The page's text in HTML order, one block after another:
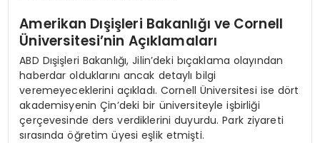
Amerikan Dışişleri Bakanlığı ve Cornell
Üniversitesi’nin Açıklamaları
ABD Dışişleri Bakanlığı, Jilin’deki bıçaklama olayından
haberdar olduklarını ancak detaylı bilgi
veremeyeceklerini açıkladı. Cornell Üniversitesi ise dört
akademisyenin Çin’deki bir üniversiteyle işbirliği
çerçevesinde ders verdiklerini duyurdu. Park ziyareti
sırasında öğretim üyesi eşlik etmişti.